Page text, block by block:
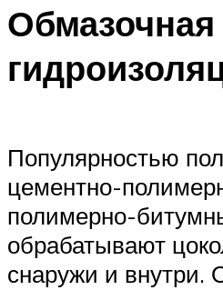
Обмазочная
Популярностью
цементно-
полимерно-
обрабатывают
снаружи и внутри.